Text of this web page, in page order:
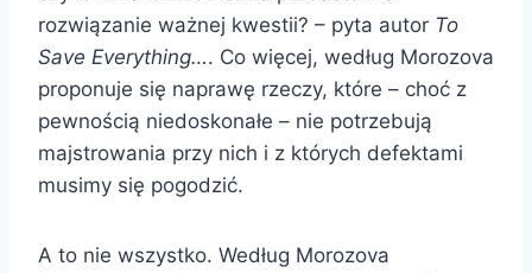
rozwiązanie ważnej kwestii? – pyta autor To
Save Everything…. Co więcej, według Morozova
proponuje się naprawę rzeczy, które – choć z
pewnością niedoskonałe – nie potrzebują
majstrowania przy nich i z których defektami
musimy się pogodzić.
A to nie wszystko. Według Morozova